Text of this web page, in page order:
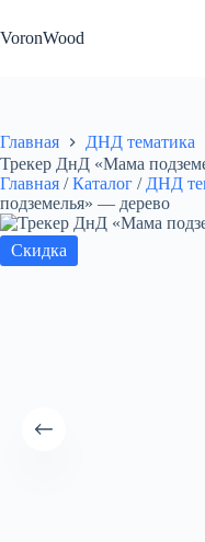
к
сути
VoronWood
Главная ДНД тематика
Трекер ДнД «Мама
Главная / Каталог / ДНД
подземелья» — дерево
Скидка